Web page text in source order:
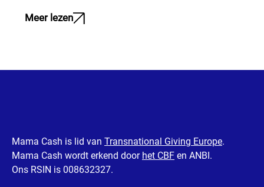
Meer lezen
Mama Cash is lid van Transnational Giving Europe.
Mama Cash wordt erkend door het CBF en ANBI.
Ons RSIN is 008632327.